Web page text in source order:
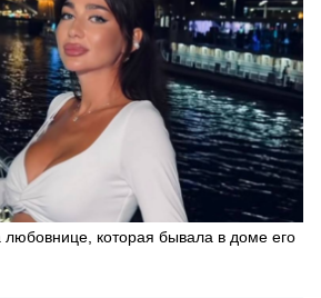
любовнице, которая бывала в доме его